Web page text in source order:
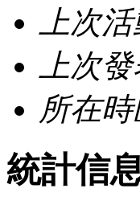
上次
上次
所在
統計信